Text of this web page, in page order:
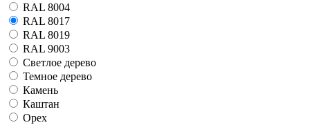
RAL 8004
RAL 8017
RAL 8019
RAL 9003
Светлое дерево
Темное дерево
Камень
Каштан
Орех